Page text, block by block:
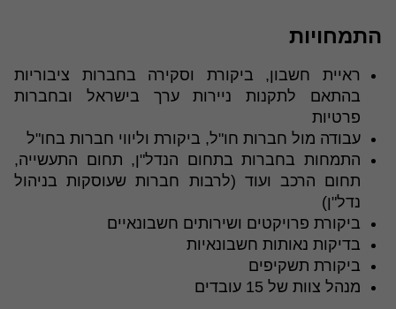
התמחויות
ראיית חשבון, ביקורת וסקירה בחברות ציבוריות
בהתאם לתקנות ניירות ערך בישראל ובחברות
פרטיות
עבודה מול חברות חו"ל, ביקורת וליווי חברות בחו"ל
התמחות בחברות בתחום הנדל"ן, תחום התעשייה,
תחום הרכב ועוד (לרבות חברות שעוסקות בניהול
נדל"ן)
ביקורת פרויקטים ושירותים חשבונאיים
בדיקות נאותות חשבונאיות
ביקורת תשקיפים
מנהל צוות של 15 עובדים